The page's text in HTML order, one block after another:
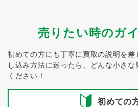
売りたい時のガ
初めての方にも丁寧に買取の説明を差
し込み方法に迷ったら、どんな小さ
ください！
初めての